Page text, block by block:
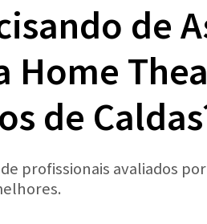
de
Home
de
profissionais avaliados